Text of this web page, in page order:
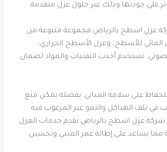
على جودتها وذلك عبر حلول عزل متقدمة.
عزل اسطح بالرياض مجموعة متنوعة من
للأسطح، وعزل الأسطح الحراري،
نستخدم أحدث التقنيات والمواد لضمان
على سلامة المباني. بفضله يمكن منع
في تلف الهياكل والنمو غير المرغوب فيه
عزل اسطح بالرياض تقدم خدمات العزل
مما يساعد على إطالة عمر المبنى وتحسين